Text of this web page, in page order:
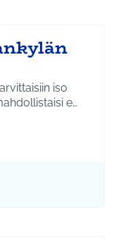
iso
e…
Lapset ja nuoret